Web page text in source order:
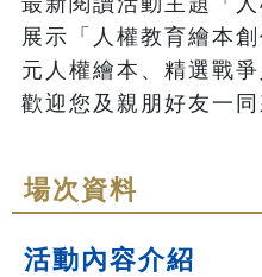
展示「人權教育繪本
元人權繪本、精選戰爭
歡迎您及親朋好友一同
場次資料
活動內容介紹